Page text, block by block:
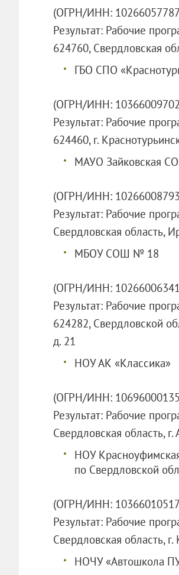
(ОГРН/ИНН:
Результат: Рабочие
624760, Свердловская
ГБО СПО
(ОГРН/ИНН:
Результат: Рабочие
624460, г.
МАУО Зайковская
(ОГРН/ИНН:
Результат: Рабочие
Свердловская область,
МБОУ СОШ № 18
(ОГРН/ИНН:
Результат: Рабочие
624282, Свердловской
д. 21
НОУ АК «Классика»
(ОГРН/ИНН:
Результат: Рабочие
Свердловская область, г.
НОУ
по Свердловской
(ОГРН/ИНН:
Результат: Рабочие
Свердловская область,
НОЧУ «Автошкола